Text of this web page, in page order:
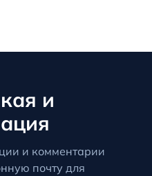
и
и комментарии
почту для